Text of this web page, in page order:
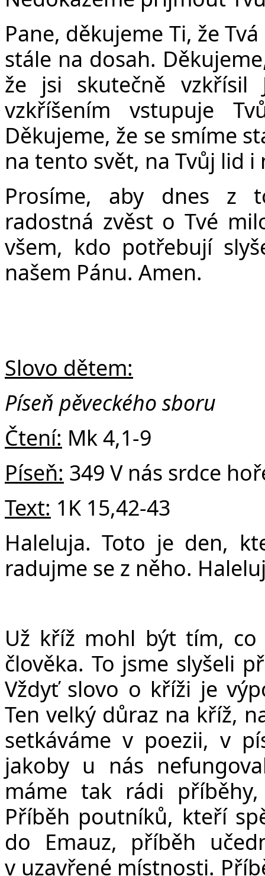
Pane, děkujeme Ti, že
stále na dosah.
že jsi skutečně vzkřísil
vzkříšením vstupuje
Děkujeme, že se smíme
na tento svět, na Tvůj lid i
Prosíme, aby dnes z
radostná zvěst o Tvé
všem, kdo potřebují
našem Pánu. Amen.
Slovo dětem:
Píseň pěveckého sboru
Čtení: Mk 4,1-9
Píseň: 349 V nás srdce
Text: 1K 15,42-43
Haleluja. Toto je den,
radujme se z něho.
Už kříž mohl být tím,
člověka. To jsme slyšeli
Vždyť slovo o kříži je
Ten velký důraz na kříž,
setkáváme v poezii, v
jakoby u nás
máme tak rádi
Příběh poutníků, kteří
do Emauz, příběh
v uzavřené místnosti.